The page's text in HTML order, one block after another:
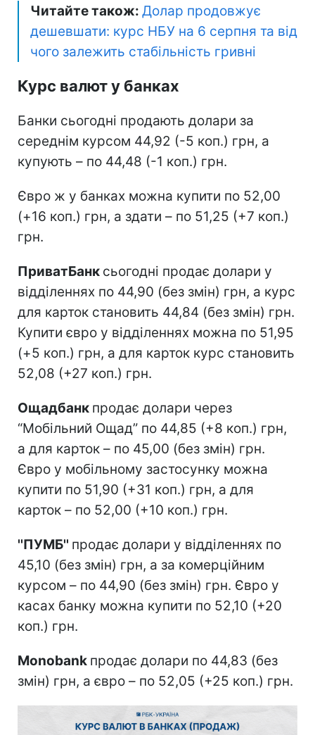
Читайте також: Долар продовжує
дешевшати: курс НБУ на 6 серпня та від
чого залежить стабільність гривні
Курс валют у банках
Банки сьогодні продають долари за
середнім курсом 44,92 (-5 коп.) грн, а
купують – по 44,48 (-1 коп.) грн.
Євро ж у банках можна купити по 52,00
(+16 коп.) грн, а здати – по 51,25 (+7 коп.)
грн.
ПриватБанк сьогодні продає долари у
відділеннях по 44,90 (без змін) грн, а курс
для карток становить 44,84 (без змін) грн.
Купити євро у відділеннях можна по 51,95
(+5 коп.) грн, а для карток курс становить
52,08 (+27 коп.) грн.
Ощадбанк продає долари через
“Мобільний Ощад” по 44,85 (+8 коп.) грн,
а для карток – по 45,00 (без змін) грн.
Євро у мобільному застосунку можна
купити по 51,90 (+31 коп.) грн, а для
карток – по 52,00 (+10 коп.) грн.
''ПУМБ'' продає долари у відділеннях по
45,10 (без змін) грн, а за комерційним
курсом – по 44,90 (без змін) грн. Євро у
касах банку можна купити по 52,10 (+20
коп.) грн.
Monobank продає долари по 44,83 (без
змін) грн, а євро – по 52,05 (+25 коп.) грн.